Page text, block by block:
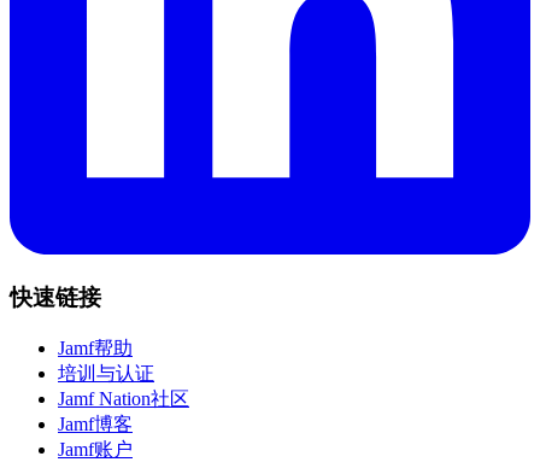
快速链接
Jamf帮助
培训与认证
Jamf Nation社区
Jamf博客
Jamf账户